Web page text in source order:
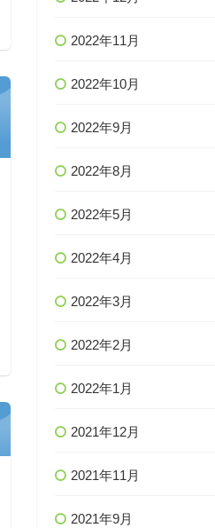
2022年11月
2022年10月
2022年9月
2022年8月
2022年5月
2022年4月
2022年3月
2022年2月
2022年1月
2021年12月
2021年11月
2021年9月